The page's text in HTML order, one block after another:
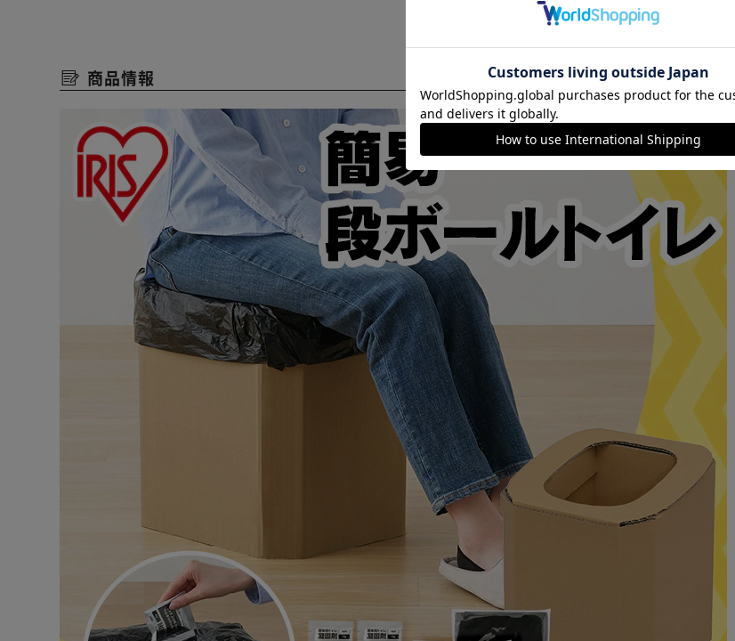
非常時に必要な物が揃っているのでスムーズに使用できます。
トイレ本体：1個
凝固剤：10個
汚物袋：12枚
ポケットティッシュ：3個(24枚入り)
商品情報
※ご確認ください